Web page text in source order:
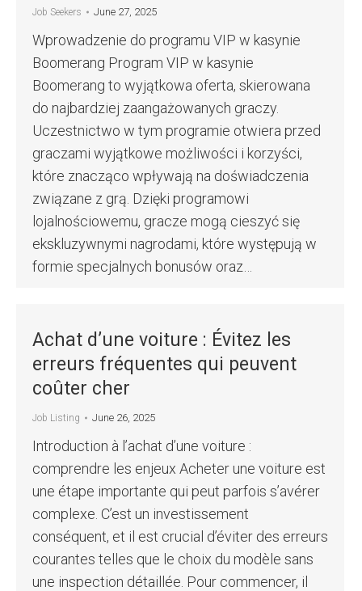
Job Seekers June 27, 2025
Wprowadzenie do programu VIP w kasynie
Boomerang Program VIP w kasynie
Boomerang to wyjątkowa oferta, skierowana
do najbardziej zaangażowanych graczy.
Uczestnictwo w tym programie otwiera przed
graczami wyjątkowe możliwości i korzyści,
które znacząco wpływają na doświadczenia
związane z grą. Dzięki programowi
lojalnościowemu, gracze mogą cieszyć się
ekskluzywnymi nagrodami, które występują w
formie specjalnych bonusów oraz…
Achat d’une voiture : Évitez les
erreurs fréquentes qui peuvent
coûter cher
Job Listing June 26, 2025
Introduction à l’achat d’une voiture :
comprendre les enjeux Acheter une voiture est
une étape importante qui peut parfois s’avérer
complexe. C’est un investissement
conséquent, et il est crucial d’éviter des erreurs
courantes telles que le choix du modèle sans
une inspection détaillée. Pour commencer, il